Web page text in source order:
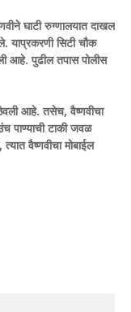
घाटी रुग्णालयात दाखल
याप्रकरणी सिटी चौक
आहे. पुढील तपास पोलीस
ठेवली आहे. तसेच, वैष्णवीचा
पाण्याची टाकी जवळ
वैष्णवीचा मोबाईल